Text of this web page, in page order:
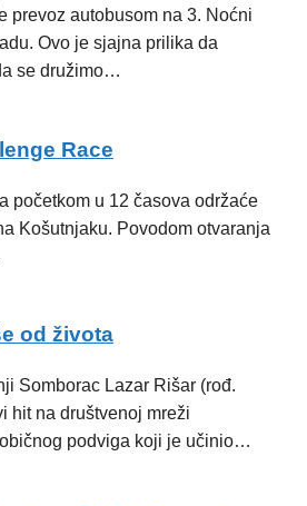
prevoz autobusom na 3. Noćni
Ovo je sjajna prilika da
se družimo…
Race
početkom u 12 časova održaće
Košutnjaku. Povodom otvaranja
od života
Somborac Lazar Rišar (rođ.
hit na društvenoj mreži
podviga koji je učinio…